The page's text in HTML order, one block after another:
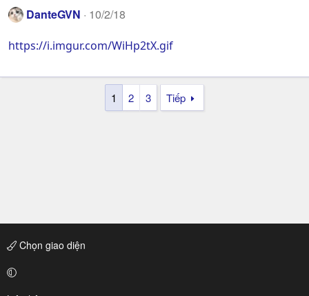
DanteGVN 10/2/18
https://i.imgur.com/WiHp2tX.gif
1 2 3 Tiếp
Chọn giao diện